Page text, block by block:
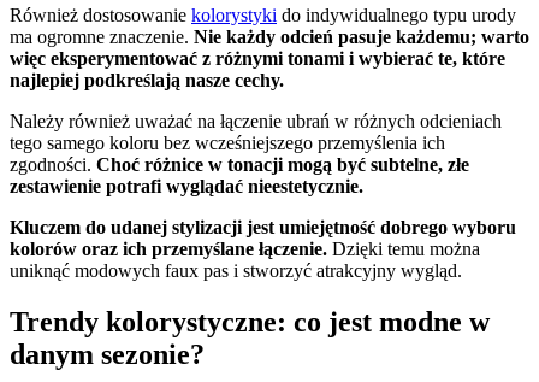
Również dostosowanie kolorystyki do indywidualnego typu urody
ma ogromne znaczenie. Nie każdy odcień pasuje każdemu; warto
więc eksperymentować z różnymi tonami i wybierać te, które
najlepiej podkreślają nasze cechy.
Należy również uważać na łączenie ubrań w różnych odcieniach
tego samego koloru bez wcześniejszego przemyślenia ich
zgodności. Choć różnice w tonacji mogą być subtelne, złe
zestawienie potrafi wyglądać nieestetycznie.
Kluczem do udanej stylizacji jest umiejętność dobrego wyboru
kolorów oraz ich przemyślane łączenie. Dzięki temu można
uniknąć modowych faux pas i stworzyć atrakcyjny wygląd.
Trendy kolorystyczne: co jest modne w
danym sezonie?